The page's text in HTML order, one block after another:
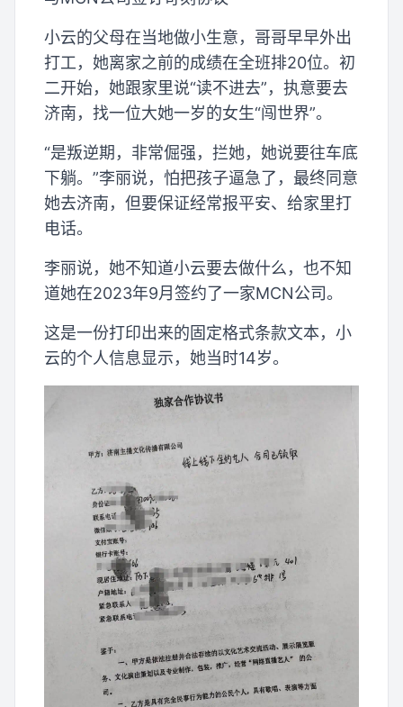
小云的父母在当地做小生意，哥哥早早外出
打工，她离家之前的成绩在全班排20位。初
二开始，她跟家里说“读不进去”，执意要去
济南，找一位大她一岁的女生“闯世界”。
“是叛逆期，非常倔强，拦她，她说要往车底
下躺。”李丽说，怕把孩子逼急了，最终同意
她去济南，但要保证经常报平安、给家里打
电话。
李丽说，她不知道小云要去做什么，也不知
道她在2023年9月签约了一家MCN公司。
这是一份打印出来的固定格式条款文本，小
云的个人信息显示，她当时14岁。